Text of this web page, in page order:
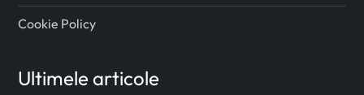
Cookie Policy
Ultimele articole